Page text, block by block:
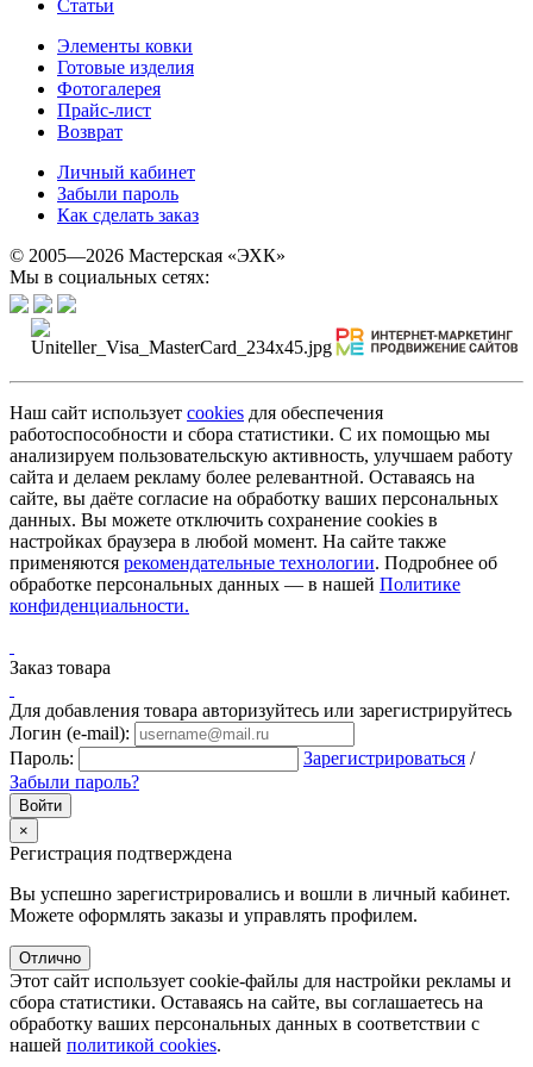
Статьи
Элементы ковки
Готовые изделия
Фотогалерея
Прайс-лист
Возврат
Личный кабинет
Забыли пароль
Как сделать заказ
© 2005—2026 Мастерская «ЭХК»
Мы в социальных сетях:
Наш сайт использует cookies для обеспечения
работоспособности и сбора статистики. С их помощью мы
анализируем пользовательскую активность, улучшаем работу
сайта и делаем рекламу более релевантной. Оставаясь на
сайте, вы даёте согласие на обработку ваших персональных
данных. Вы можете отключить сохранение cookies в
настройках браузера в любой момент. На сайте также
применяются рекомендательные технологии. Подробнее об
обработке персональных данных — в нашей Политике
конфиденциальности.
Заказ товара
Для добавления товара авторизуйтесь или зарегистрируйтесь
Логин (e-mail):
Пароль:
Зарегистрироваться /
Забыли пароль?
×
Регистрация подтверждена
Вы успешно зарегистрировались и вошли в личный кабинет.
Можете оформлять заказы и управлять профилем.
Отлично
Этот сайт использует cookie-файлы для настройки рекламы и
сбора статистики. Оставаясь на сайте, вы соглашаетесь на
обработку ваших персональных данных в соответствии с
нашей политикой cookies.